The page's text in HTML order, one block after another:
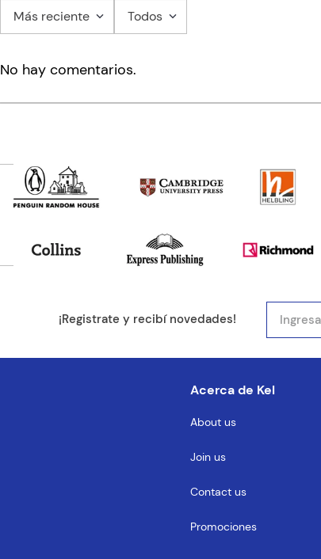
Título
Tu nombre
Tu ubicación
Más reciente Todos
No hay comentarios.
¡Registrate y recibí novedades!
Acerca de Kel
About us
Join us
Contact us
Promociones